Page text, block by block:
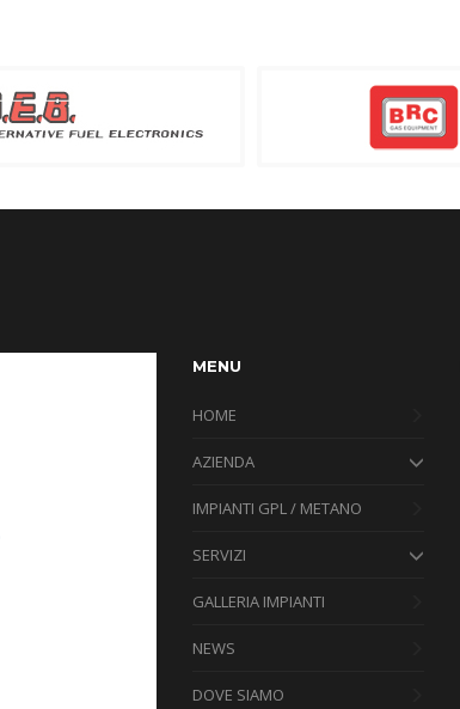
MENU
HOME
AZIENDA
IMPIANTI GPL / METANO
SERVIZI
GALLERIA IMPIANTI
NEWS
DOVE SIAMO